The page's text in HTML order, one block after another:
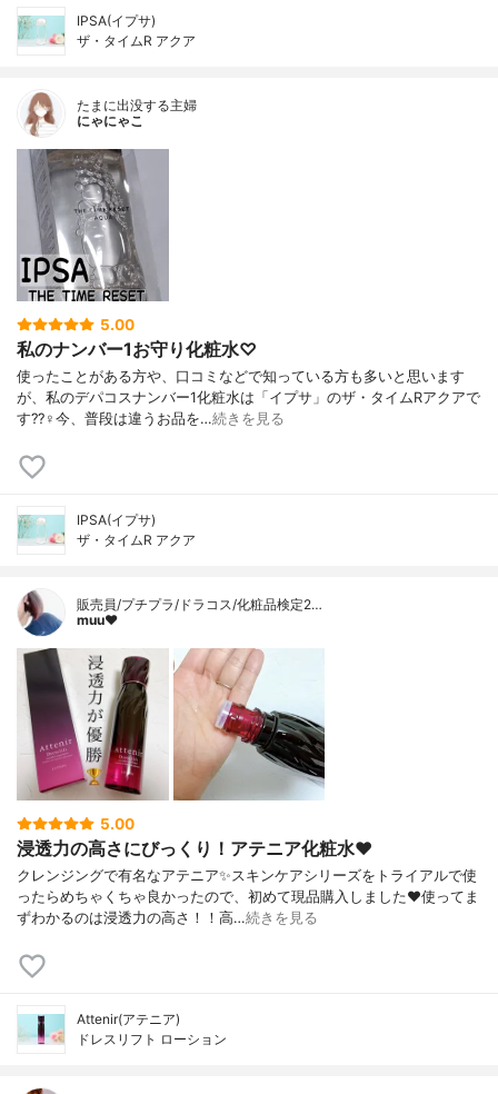
IPSA(イプサ)
ザ・タイムR アクア
たまに出没する主婦
にゃにゃこ
5.00
私のナンバー1お守り化粧水♡
使ったことがある方や、口コミなどで知っている方も多いと思います
が、私のデパコスナンバー1化粧水は「イプサ」のザ・タイムRアクアで
す??‍♀️今、普段は違うお品を…続きを見る
IPSA(イプサ)
ザ・タイムR アクア
販売員/プチプラ/ドラコス/化粧品検定2…
muu❤︎
5.00
浸透力の高さにびっくり！アテニア化粧水❤️
クレンジングで有名なアテニア✨スキンケアシリーズをトライアルで使
ったらめちゃくちゃ良かったので、初めて現品購入しました❤️使ってま
ずわかるのは浸透力の高さ！！高…続きを見る
Attenir(アテニア)
ドレスリフト ローション